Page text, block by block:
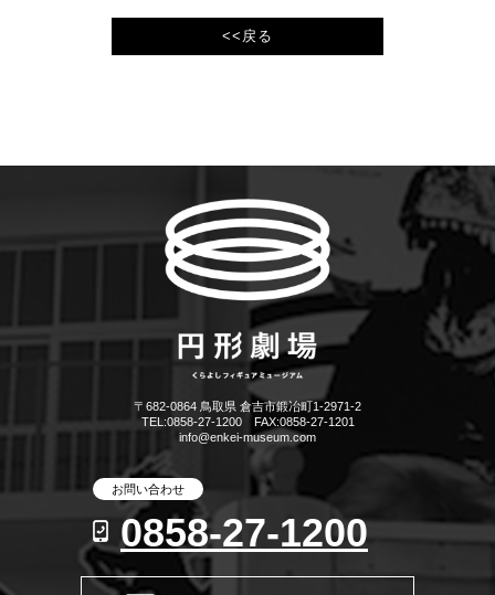
<<戻る
〒682-0864 鳥取県 倉吉市鍛冶町1-2971-2
TEL:0858-27-1200 FAX:0858-27-1201
info@enkei-museum.com
お問い合わせ
0858-27-1200